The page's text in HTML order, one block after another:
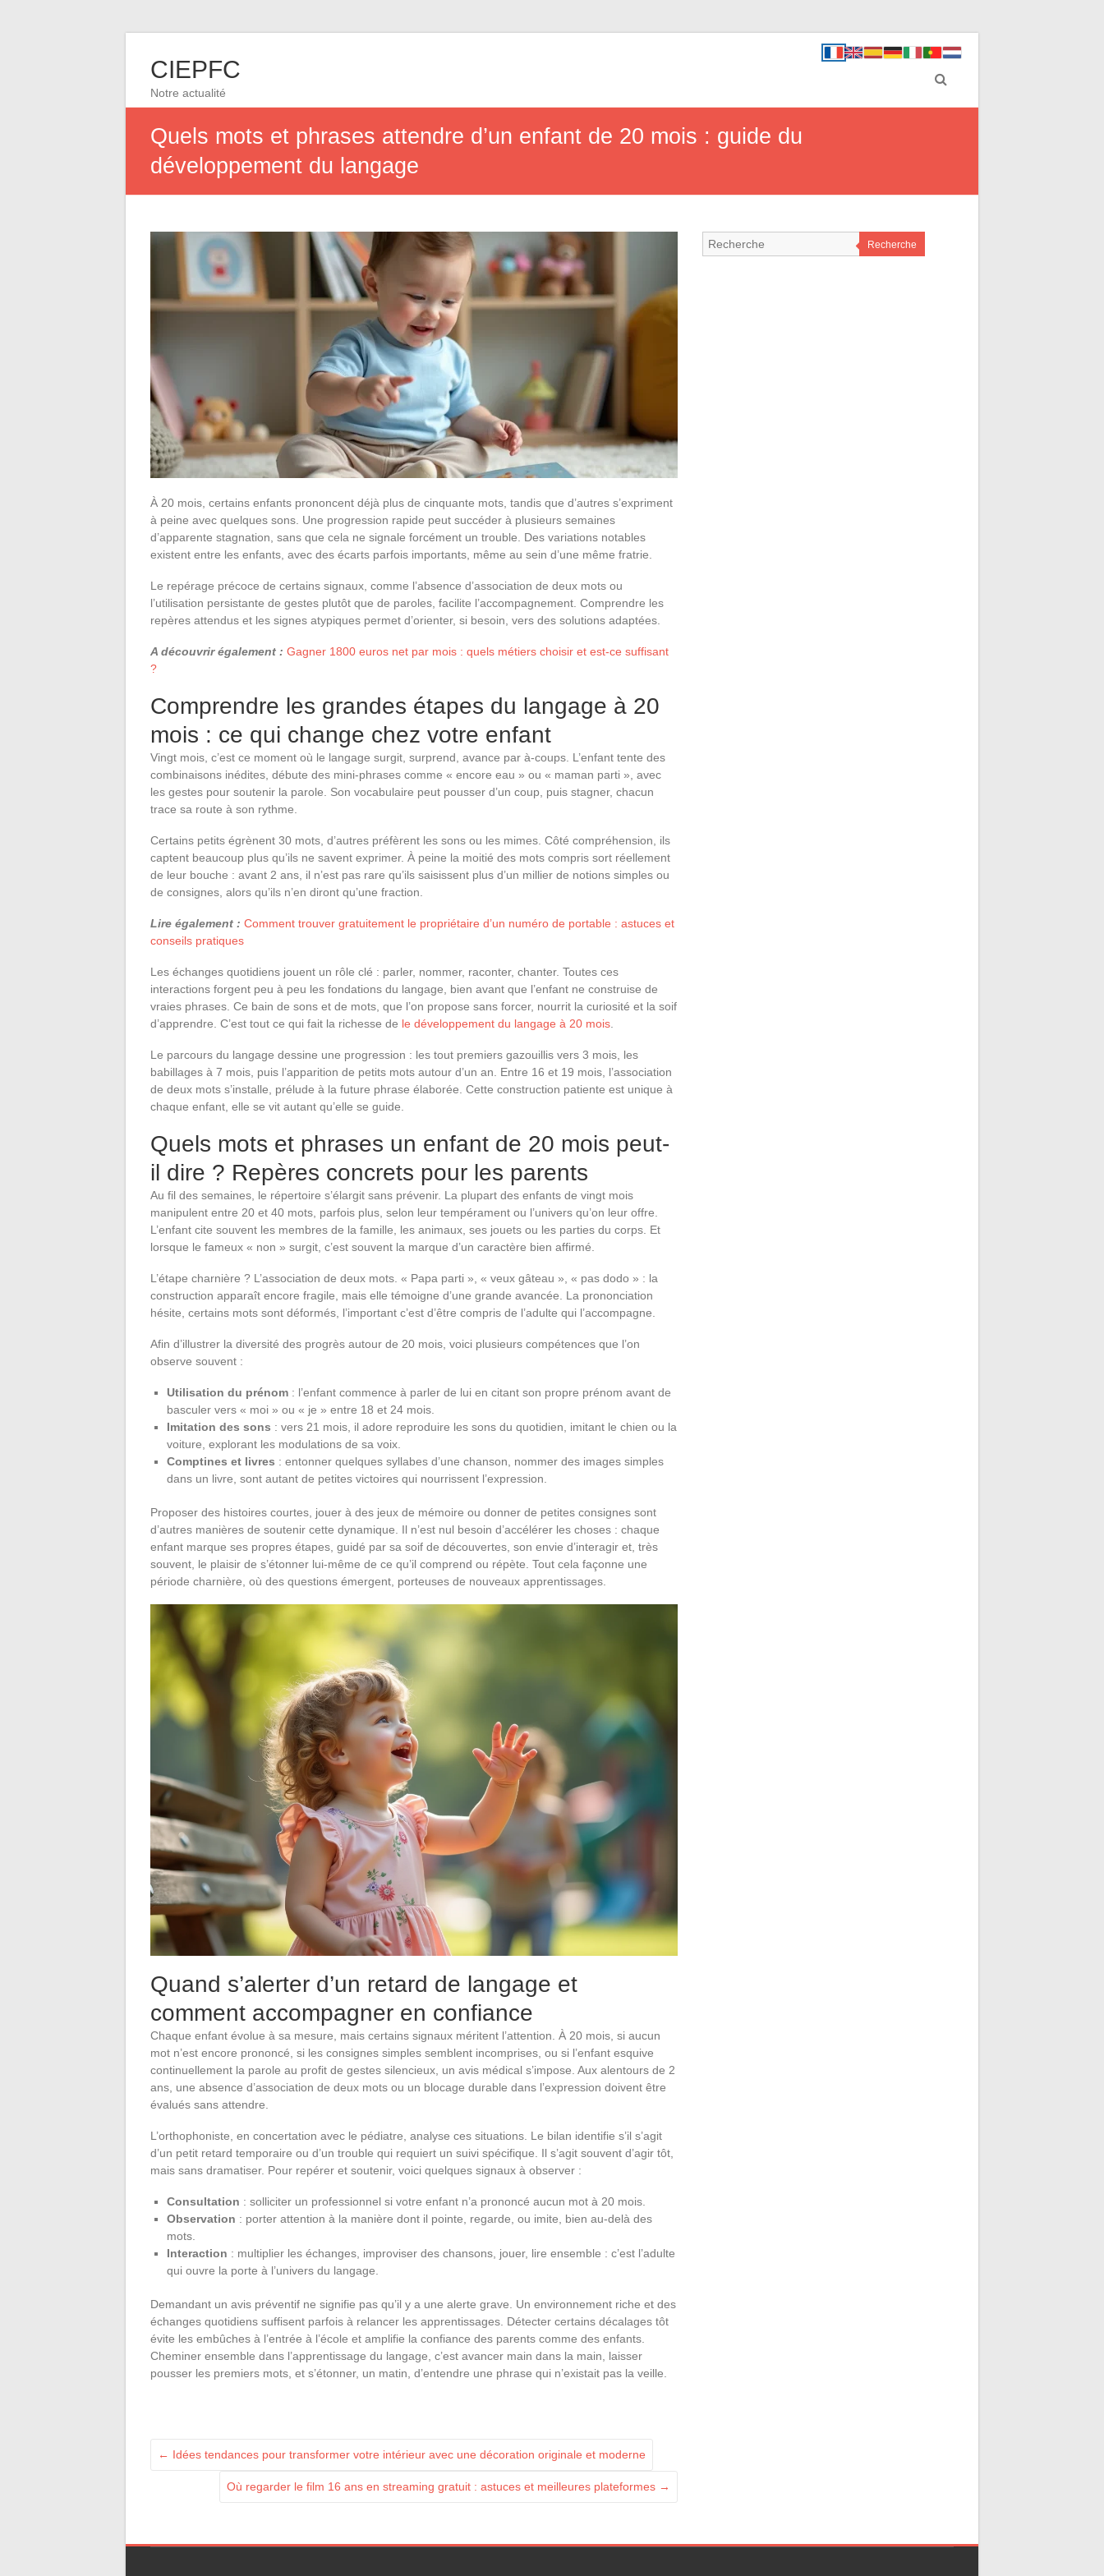
CIEPFC
Notre actualité
Quels mots et phrases attendre d’un enfant de 20 mois : guide du
développement du langage
À 20 mois, certains enfants prononcent déjà plus de cinquante mots, tandis que d’autres s’expriment
à peine avec quelques sons. Une progression rapide peut succéder à plusieurs semaines
d’apparente stagnation, sans que cela ne signale forcément un trouble. Des variations notables
existent entre les enfants, avec des écarts parfois importants, même au sein d’une même fratrie.
Le repérage précoce de certains signaux, comme l’absence d’association de deux mots ou
l’utilisation persistante de gestes plutôt que de paroles, facilite l’accompagnement. Comprendre les
repères attendus et les signes atypiques permet d’orienter, si besoin, vers des solutions adaptées.
A découvrir également : Gagner 1800 euros net par mois : quels métiers choisir et est-ce suffisant
?
Comprendre les grandes étapes du langage à 20
mois : ce qui change chez votre enfant
Vingt mois, c’est ce moment où le langage surgit, surprend, avance par à-coups. L’enfant tente des
combinaisons inédites, débute des mini-phrases comme « encore eau » ou « maman parti », avec
les gestes pour soutenir la parole. Son vocabulaire peut pousser d’un coup, puis stagner, chacun
trace sa route à son rythme.
Certains petits égrènent 30 mots, d’autres préfèrent les sons ou les mimes. Côté compréhension, ils
captent beaucoup plus qu’ils ne savent exprimer. À peine la moitié des mots compris sort réellement
de leur bouche : avant 2 ans, il n’est pas rare qu’ils saisissent plus d’un millier de notions simples ou
de consignes, alors qu’ils n’en diront qu’une fraction.
Lire également : Comment trouver gratuitement le propriétaire d’un numéro de portable : astuces et
conseils pratiques
Les échanges quotidiens jouent un rôle clé : parler, nommer, raconter, chanter. Toutes ces
interactions forgent peu à peu les fondations du langage, bien avant que l’enfant ne construise de
vraies phrases. Ce bain de sons et de mots, que l’on propose sans forcer, nourrit la curiosité et la soif
d’apprendre. C’est tout ce qui fait la richesse de le développement du langage à 20 mois
Le parcours du langage dessine une progression : les tout premiers gazouillis vers 3 mois, les
babillages à 7 mois, puis l’apparition de petits mots autour d’un an. Entre 16 et 19 mois, l’association
de deux mots s’installe, prélude à la future phrase élaborée. Cette construction patiente est unique à
chaque enfant, elle se vit autant qu’elle se guide.
Quels mots et phrases un enfant de 20 mois peut-
il dire ? Repères concrets pour les parents
Au fil des semaines, le répertoire s’élargit sans prévenir. La plupart des enfants de vingt mois
manipulent entre 20 et 40 mots, parfois plus, selon leur tempérament ou l’univers qu’on leur offre.
L’enfant cite souvent les membres de la famille, les animaux, ses jouets ou les parties du corps. Et
lorsque le fameux « non » surgit, c’est souvent la marque d’un caractère bien affirmé.
L’étape charnière ? L’association de deux mots. « Papa parti », « veux gâteau », « pas dodo » : la
construction apparaît encore fragile, mais elle témoigne d’une grande avancée. La prononciation
hésite, certains mots sont déformés, l’important c’est d’être compris de l’adulte qui l’accompagne.
Afin d’illustrer la diversité des progrès autour de 20 mois, voici plusieurs compétences que l’on
observe souvent :
Utilisation du prénom : l’enfant commence à parler de lui en citant son propre prénom avant de
basculer vers « moi » ou « je » entre 18 et 24 mois.
Imitation des sons : vers 21 mois, il adore reproduire les sons du quotidien, imitant le chien ou la
voiture, explorant les modulations de sa voix.
Comptines et livres : entonner quelques syllabes d’une chanson, nommer des images simples
dans un livre, sont autant de petites victoires qui nourrissent l’expression.
Proposer des histoires courtes, jouer à des jeux de mémoire ou donner de petites consignes sont
d’autres manières de soutenir cette dynamique. Il n’est nul besoin d’accélérer les choses : chaque
enfant marque ses propres étapes, guidé par sa soif de découvertes, son envie d’interagir et, très
souvent, le plaisir de s’étonner lui-même de ce qu’il comprend ou répète. Tout cela façonne une
période charnière, où des questions émergent, porteuses de nouveaux apprentissages.
Quand s’alerter d’un retard de langage et
comment accompagner en confiance
Chaque enfant évolue à sa mesure, mais certains signaux méritent l’attention. À 20 mois, si aucun
mot n’est encore prononcé, si les consignes simples semblent incomprises, ou si l’enfant esquive
continuellement la parole au profit de gestes silencieux, un avis médical s’impose. Aux alentours de 2
ans, une absence d’association de deux mots ou un blocage durable dans l’expression doivent être
évalués sans attendre.
L’orthophoniste, en concertation avec le pédiatre, analyse ces situations. Le bilan identifie s’il s’agit
d’un petit retard temporaire ou d’un trouble qui requiert un suivi spécifique. Il s’agit souvent d’agir tôt,
mais sans dramatiser. Pour repérer et soutenir, voici quelques signaux à observer :
Consultation : solliciter un professionnel si votre enfant n’a prononcé aucun mot à 20 mois.
Observation : porter attention à la manière dont il pointe, regarde, ou imite, bien au-delà des
mots.
Interaction : multiplier les échanges, improviser des chansons, jouer, lire ensemble : c’est l’adulte
qui ouvre la porte à l’univers du langage.
Demandant un avis préventif ne signifie pas qu’il y a une alerte grave. Un environnement riche et des
échanges quotidiens suffisent parfois à relancer les apprentissages. Détecter certains décalages tôt
évite les embûches à l’entrée à l’école et amplifie la confiance des parents comme des enfants.
Cheminer ensemble dans l’apprentissage du langage, c’est avancer main dans la main, laisser
pousser les premiers mots, et s’étonner, un matin, d’entendre une phrase qui n’existait pas la veille.
← Idées tendances pour transformer votre intérieur avec une décoration originale et moderne
Où regarder le film 16 ans en streaming gratuit : astuces et meilleures plateformes →
Recherche